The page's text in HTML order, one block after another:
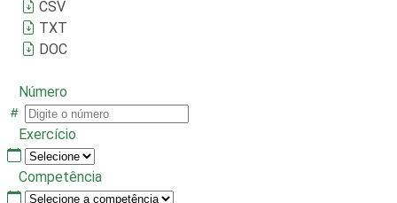
CSV
TXT
DOC
Número
Exercício
Competência